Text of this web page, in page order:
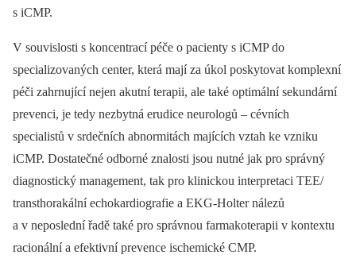
s iCMP.
V souvislosti s koncentrací péče o pacienty s iCMP do
specializovaných center, která mají za úkol poskytovat komplexní
péči zahrnující nejen akutní terapii, ale také optimální sekundární
prevenci, je tedy nezbytná erudice neurologů –⁠ cévních
specialistů v srdečních abnormitách majících vztah ke vzniku
iCMP. Dostatečné odborné znalosti jsou nutné jak pro správný
dia­gnostický management, tak pro klinickou interpretaci TEE/
transthorakální echokardiografie a EKG-Holter nálezů
a v neposlední řadě také pro správnou farmakoterapii v kontextu
racionální a efektivní prevence ischemické CMP.